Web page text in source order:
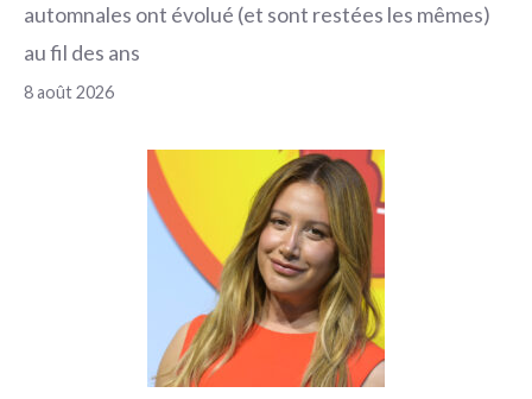
automnales ont évolué (et sont restées les mêmes)
au fil des ans
8 août 2026